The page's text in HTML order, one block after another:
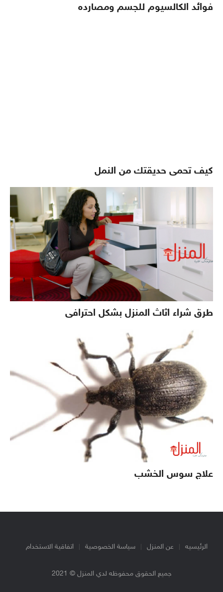
فوائد الكالسيوم للجسم ومصارده
كيف تحمى حديقتك من النمل
طرق شراء اثاث المنزل بشكل احترافى
علاج سوس الخشب
الرئيسيه عن المنزل سياسة الخصوصية اتفاقية الاستخدام
جميع الحقوق محفوظه لدي المنزل © 2021